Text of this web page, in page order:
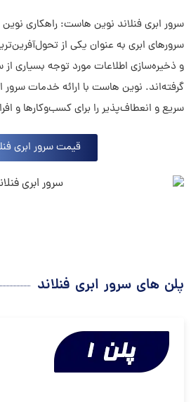
سرور ابری فنلاند نوین هاست: راهکاری
سرورهای ابری به عنوان یکی از
و ذخیره‌سازی اطلاعات مورد توجه بسیاری از
گرفته‌اند. نوین هاست با ارائه خدمات سرور
سریع و انعطاف‌پذیر را برای کسب‌وکارها و
قیمت سرور ابری
پلن های سرور ابری فنلاند